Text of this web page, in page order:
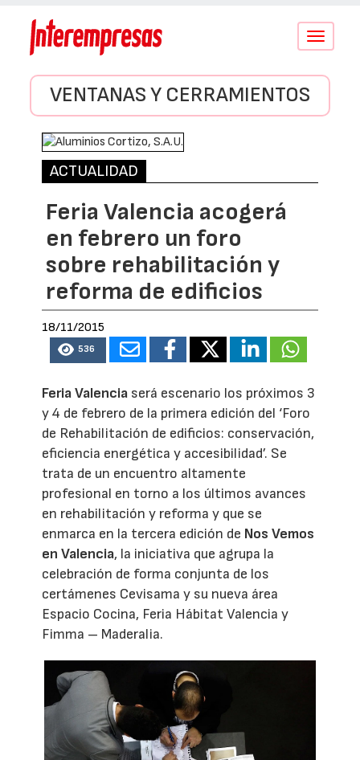
Conmutar
VENTANAS Y CERRAMIENTOS
ACTUALIDAD
Feria Valencia acogerá
en febrero un foro
sobre rehabilitación y
reforma de edificios
18/11/2015
536
Feria Valencia será escenario los próximos 3
y 4 de febrero de la primera edición del ‘Foro
de Rehabilitación de edificios: conservación,
eficiencia energética y accesibilidad’. Se
trata de un encuentro altamente
profesional en torno a los últimos avances
en rehabilitación y reforma y que se
enmarca en la tercera edición de Nos Vemos
en Valencia, la iniciativa que agrupa la
celebración de forma conjunta de los
certámenes Cevisama y su nueva área
Espacio Cocina, Feria Hábitat Valencia y
Fimma – Maderalia.